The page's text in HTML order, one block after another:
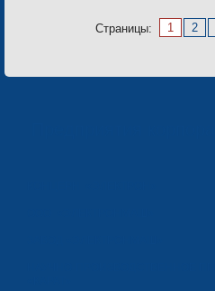
Страницы: 1 2